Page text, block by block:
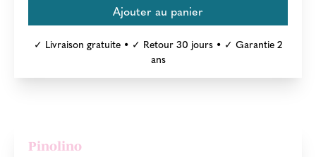
✓ Livraison gratuite • ✓ Retour 30 jours • ✓ Garantie 2
ans
Pinolino